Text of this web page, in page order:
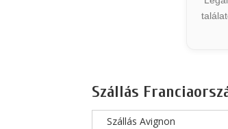
Szállás
Szállás Avignon